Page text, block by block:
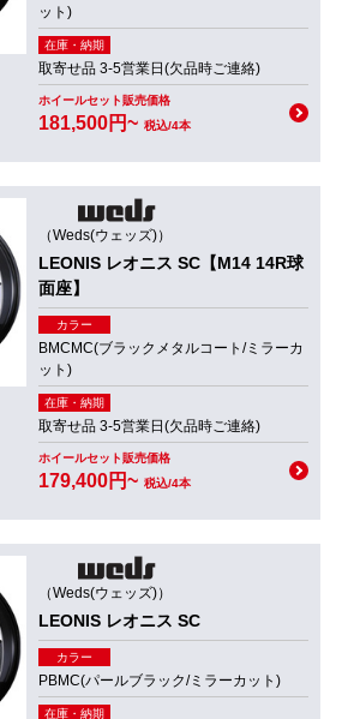
ット)
在庫・納期
取寄せ品 3-5営業日(欠品時ご連絡)
ホイールセット販売価格
181,500円~ 税込/4本
（Weds(ウェッズ)）
LEONIS レオニス SC【M14 14R球
面座】
カラー
BMCMC(ブラックメタルコート/ミラーカ
ット)
在庫・納期
取寄せ品 3-5営業日(欠品時ご連絡)
ホイールセット販売価格
179,400円~ 税込/4本
（Weds(ウェッズ)）
LEONIS レオニス SC
カラー
PBMC(パールブラック/ミラーカット)
在庫・納期